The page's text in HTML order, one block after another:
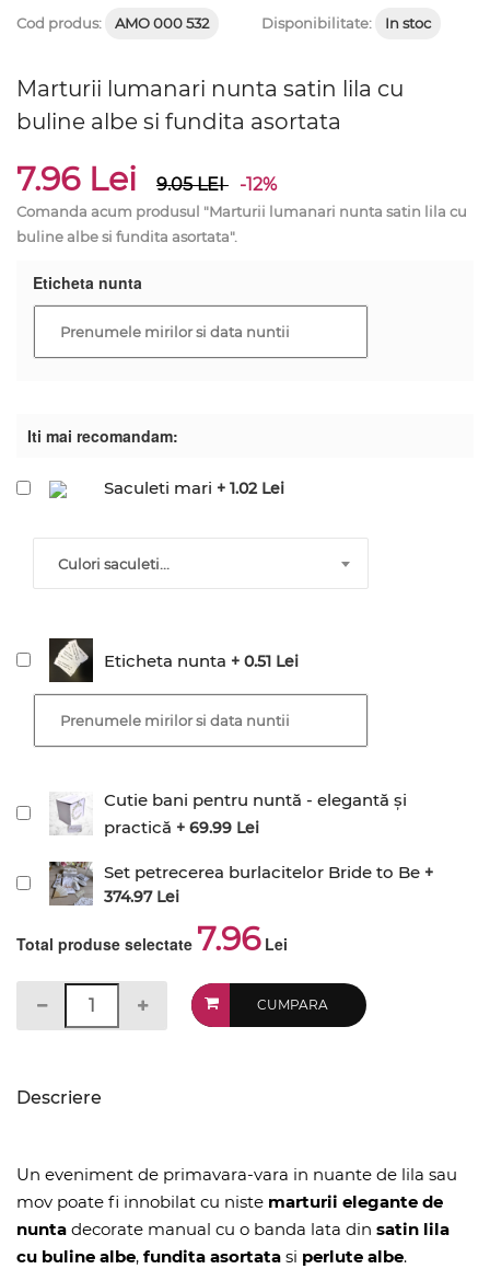
Cod produs: AMO 000 532 Disponibilitate: In stoc
Marturii lumanari nunta satin lila cu
buline albe si fundita asortata
7.96 Lei 9.05LEI -12%
Comanda acum produsul "Marturii lumanari nunta satin lila cu
buline albe si fundita asortata".
Eticheta nunta
Iti mai recomandam:
Saculeti mari + 1.02 Lei
Culori saculeti...
Eticheta nunta + 0.51 Lei
Cutie bani pentru nuntă - elegantă și
practică + 69.99 Lei
Set petrecerea burlacitelor Bride to Be +
374.97 Lei
Total produse selectate 7.96Lei
CUMPARA
Descriere
Un eveniment de primavara-vara in nuante de lila sau
mov poate fi innobilat cu niste marturii elegante de
nunta decorate manual cu o banda lata din satin lila
cu buline albe, fundita asortata si perlute albe.